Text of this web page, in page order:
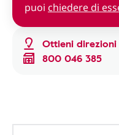
Ottieni direzioni
800 046 385
puoi chiedere di